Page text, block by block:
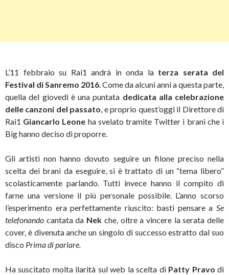
L’11 febbraio su Rai1 andrà in onda la terza serata del
Festival di Sanremo 2016 . Come da alcuni anni a questa parte,
quella del giovedì è una puntata dedicata alla celebrazione
delle canzoni del passato , e proprio quest’oggi il Direttore di
Rai1 Giancarlo Leone ha svelato tramite Twitter i brani che i
Big hanno deciso di proporre.
Gli artisti non hanno dovuto seguire un filone preciso nella
scelta dei brani da eseguire, si è trattato di un “tema libero”
scolasticamente parlando. Tutti invece hanno il compito di
farne una versione il più personale possibile. L’anno scorso
l’esperimento era perfettamente riuscito: basti pensare a Se
telefonando cantata da Nek che, oltre a vincere la serata delle
cover, è divenuta anche un singolo di successo estratto dal suo
disco Prima di parlare.
Ha suscitato molta ilarità sul web la scelta di Patty Pravodi